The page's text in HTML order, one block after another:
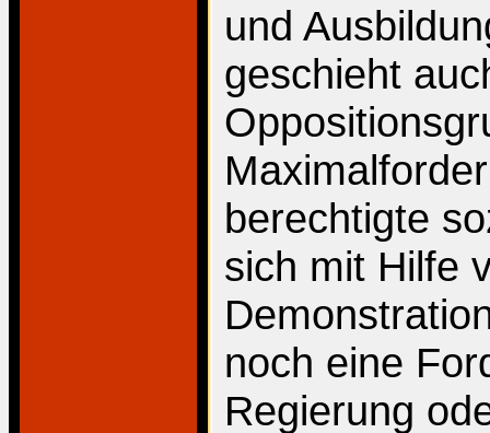
und
geschieht
berechtigte
sich mit Hilfe
noch eine
Regierung